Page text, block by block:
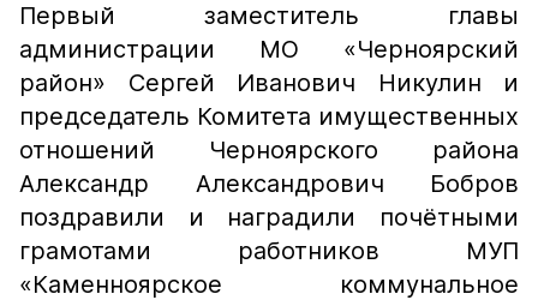
Первый заместитель главы
администрации МО «Черноярский
район» Сергей Иванович Никулин и
председатель Комитета имущественных
отношений Черноярского района
Александр Александрович Бобров
поздравили и наградили почётными
грамотами работников МУП
«Каменноярское коммунальное